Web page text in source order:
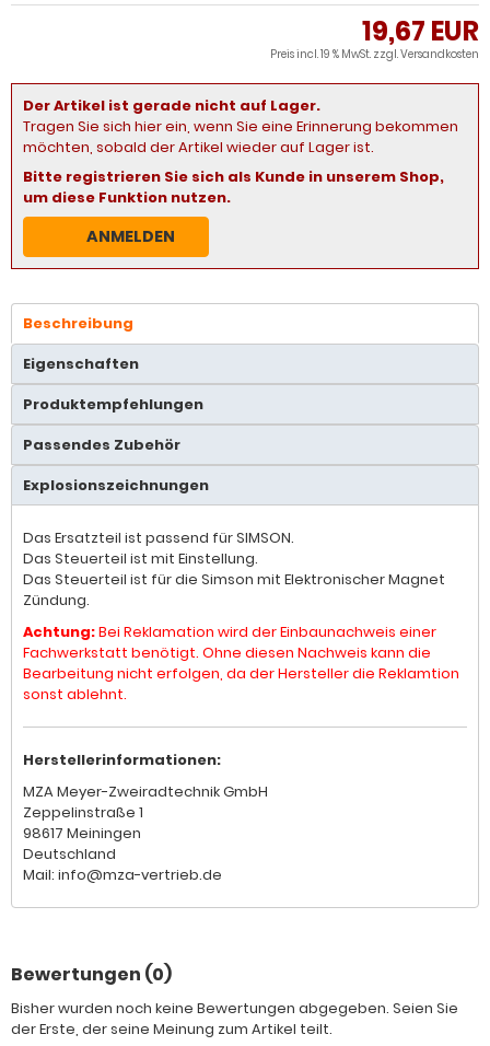
19,67 EUR
Preis incl. 19 % MwSt. zzgl.Versandkosten
Der Artikel ist gerade nicht auf Lager.
Tragen Sie sich hier ein, wenn Sie eine Erinnerung bekommen
möchten, sobald der Artikel wieder auf Lager ist.
Bitte registrieren Sie sich als Kunde in unserem Shop,
um diese Funktion nutzen.
ANMELDEN
Beschreibung
Eigenschaften
Produktempfehlungen
Passendes Zubehör
Explosionszeichnungen
Das Ersatzteil ist passend für SIMSON.
Das Steuerteil ist mit Einstellung.
Das Steuerteil ist für die Simson mit Elektronischer Magnet
Zündung.
Achtung:Bei Reklamation wird der Einbaunachweis einer
Fachwerkstatt benötigt. Ohne diesen Nachweis kann die
Bearbeitung nicht erfolgen, da der Hersteller die Reklamtion
sonst ablehnt.
Herstellerinformationen:
MZA Meyer-Zweiradtechnik GmbH
Zeppelinstraße 1
98617 Meiningen
Deutschland
Mail: info@mza-vertrieb.de
Bewertungen (0)
Bisher wurden noch keine Bewertungen abgegeben. Seien Sie
der Erste, der seine Meinung zum Artikel teilt.